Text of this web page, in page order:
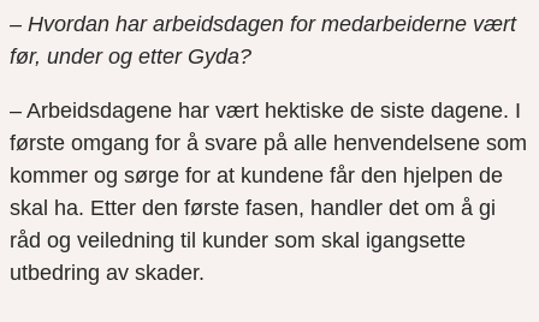
– Hvordan har arbeidsdagen for medarbeiderne vært
før, under og etter Gyda?
– Arbeidsdagene har vært hektiske de siste dagene. I
første omgang for å svare på alle henvendelsene som
kommer og sørge for at kundene får den hjelpen de
skal ha. Etter den første fasen, handler det om å gi
råd og veiledning til kunder som skal igangsette
utbedring av skader.